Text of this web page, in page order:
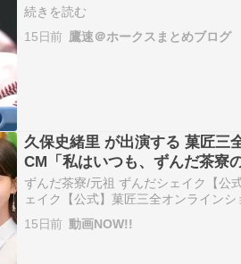
続きを読む
15日前 鷹速＠ホークスまとめブログ
久保史緒里 が出演する 菓匠三
CM「私はいつも、ずんだ茶寮
ずんだ茶寮/元祖 ずんだシェイク【公
ェイク【公式】菓匠三全オンライン
里 が出演する 菓匠三全 ずんだ茶寮
だ茶寮のずんだシェイク 2026…
15日前 動画NOW!!